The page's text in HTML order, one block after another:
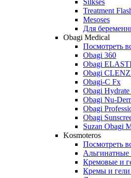
Silkses
Treatment
Mesoses
Для
Obagi Medical
Посмотреть
Obagi 360
Obagi
Obagi
Obagi-C Fx
Obagi
Obagi Nu-
Obagi
Obagi
Suzan Obagi
Kosmoteros
Посмотреть
Альгинатные
Кремовые и
Кремы и гели